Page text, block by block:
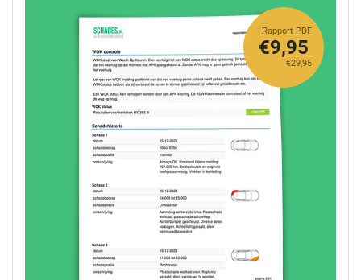
Rapport PDF
€29,95
€9,95